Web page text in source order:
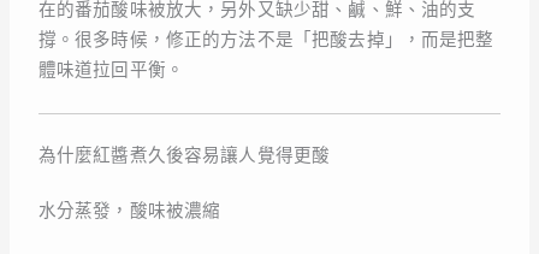
在的番茄酸味被放大，另外又缺少甜、鹹、鮮、油的支
撐。很多時候，修正的方法不是「把酸去掉」，而是把整
體味道拉回平衡。
為什麼紅醬煮久後容易讓人覺得更酸
水分蒸發，酸味被濃縮